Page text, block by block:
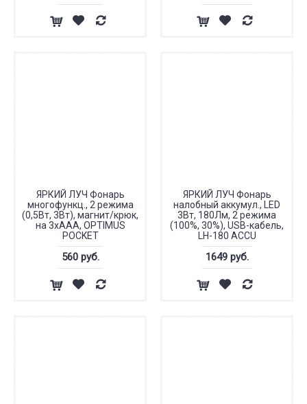
ЯРКИЙ ЛУЧ Фонарь
многофункц., 2 режима
(0,5Вт, 3Вт), магнит/крюк,
на 3хААА, ОPTIMUS
POCKET
560 руб.
ЯРКИЙ ЛУЧ Фонарь
налобный аккумул., LED
3Вт, 180Лм, 2 режима
(100%, 30%), USB-кабель,
LH-180 ACCU
1649 руб.